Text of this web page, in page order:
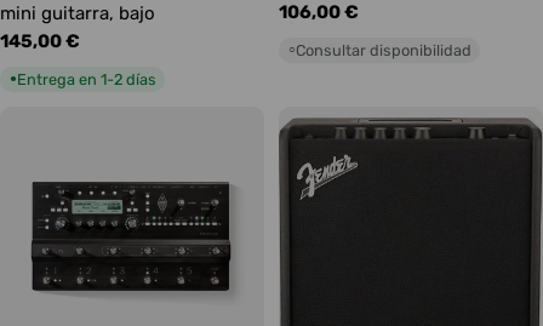
mini guitarra, bajo
Precio
145,00 €
●Entrega en 1-2 días
Precio
106,00 €
○Consultar disponibilidad